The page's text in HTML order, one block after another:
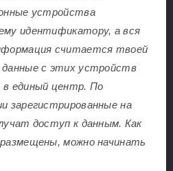
устройства
идентификатору, а вся
считается твоей
с этих устройств
единый центр. По
зарегистрированные на
доступ к данным. Как
можно начинать